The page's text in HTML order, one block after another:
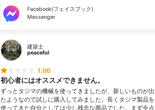
Facebook(フェイスブック)
Messenger
建築士
peaceful
1.00
初心者にはオススメできません。
ずっとタジマの機械を使ってきましたが、新しいものが出
たようなので試しに購入してみました。長くタジマ製品を
使ってきた自分としては少し残念な商品でした。まず全点